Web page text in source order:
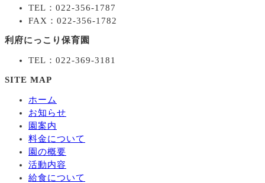
TEL：022-356-1787
FAX：022-356-1782
利府にっこり保育園
TEL：022-369-3181
SITE MAP
ホーム
お知らせ
園案内
料金について
園の概要
活動内容
給食について